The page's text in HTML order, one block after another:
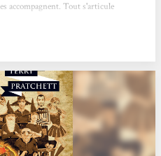
accompagnent. Tout s'articule
mais j'ai passé un